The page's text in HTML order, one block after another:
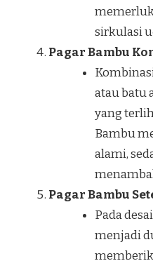
sirkulasi
Pagar Bambu
atau batu
yang
Bambu
alami,
Pagar Bambu
Pada
menjadi